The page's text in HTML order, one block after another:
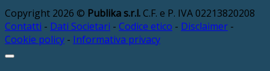
Copyright 2026 © Publika s.r.l. C.F. e P. IVA 02213820208
Contatti - Dati Societari - Codice etico - Disclaimer -
Cookie policy - Informativa privacy